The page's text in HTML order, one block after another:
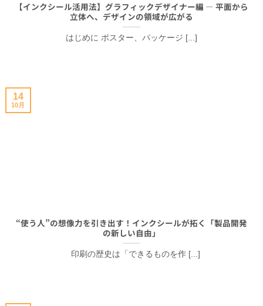
【インクシール活用法】グラフィックデザイナー編 ― 平面から
立体へ、デザインの領域が広がる
はじめに ポスター、パッケージ [...]
“使う人”の想像力を引き出す！インクシールが拓く「製品開発
の新しい自由」
印刷の歴史は「できるものを作 [...]
14
10月